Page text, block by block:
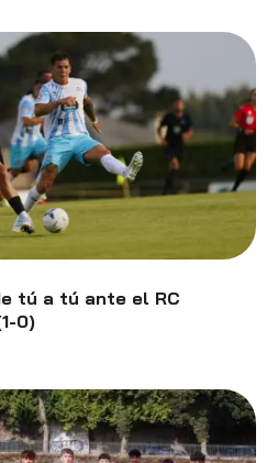
tú a tú ante el RC
0)